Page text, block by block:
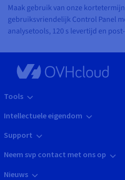
Maak gebruik van onze
gebruiksvriendelijk Control Panel
analysetools, 120 s levertijd en
Tools
Intellectuele eigendom
Support
Neem svp contact met ons op
Nieuws